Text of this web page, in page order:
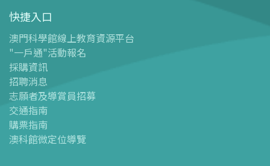
導覽圖
- 導覽圖
- 澳科館微定位導覽
場館設施
- 科學館兒童世界
- 展覽中心
- 天文館
- 會議中心
快捷入口
澳門科學館線上教育資源平台
"一戶通"活動報名
採購資訊
招聘消息
志願者及導賞員招募
交通指南
購票指南
澳科館微定位導覽